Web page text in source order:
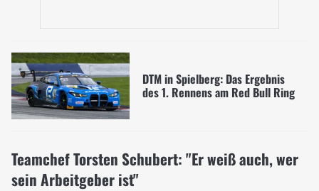
DTM in Spielberg: Das Ergebnis
des 1. Rennens am Red Bull Ring
Teamchef Torsten Schubert: "Er weiß auch, wer
sein Arbeitgeber ist"